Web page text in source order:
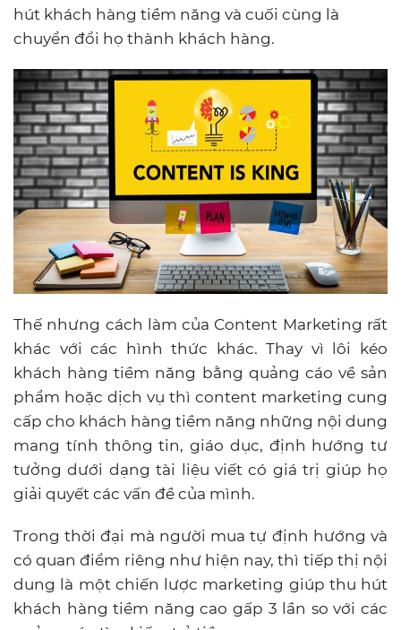
hút khách hàng tiềm năng và cuối cùng là
chuyển đổi họ thành khách hàng.
Thế nhưng cách làm của Content Marketing rất
khác với các hình thức khác. Thay vì lôi kéo
khách hàng tiềm năng bằng quảng cáo về sản
phẩm hoặc dịch vụ thì content marketing cung
cấp cho khách hàng tiềm năng những nội dung
mang tính thông tin, giáo dục, định hướng tư
tưởng dưới dạng tài liệu viết có giá trị giúp họ
giải quyết các vấn đề của mình.
Trong thời đại mà người mua tự định hướng và
có quan điểm riêng như hiện nay, thì tiếp thị nội
dung là một chiến lược marketing giúp thu hút
khách hàng tiềm năng cao gấp 3 lần so với các